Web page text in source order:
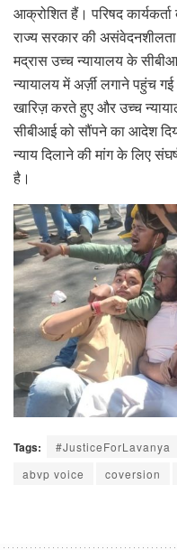
आक्रोशित हैं। परिषद
राज्य सरकार की
मद्रास उच्च न्यायालय के
न्यायालय में अर्ज़ी लगाने पहुंच
खारिज़ करते हुए और उच्च
सीबीआई को सौंपने का आदेश
न्याय दिलाने की मांग के लिए
है।
Tags: #JusticeForLavanya
abvp voice
coversion